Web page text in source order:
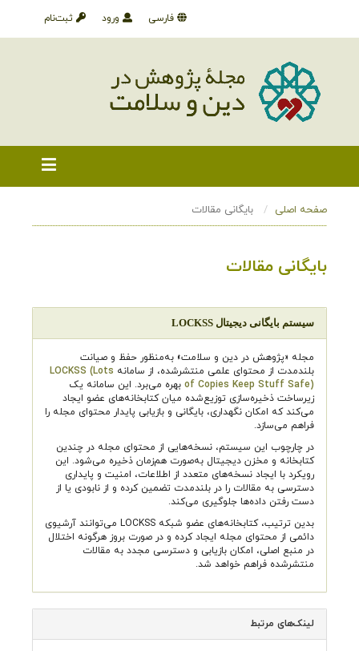
ثبت‌نام ورود فارسی
صفحه اصلی بایگانی مقالات
بایگانی مقالات
سیستم بایگانی دیجیتال LOCKSS
مجله «پژوهش در دین و سلامت» به‌منظور حفظ و صیانت
بلندمدت از محتوای علمی منتشرشده، از سامانه LOCKSS (Lots
of Copies Keep Stuff Safe) بهره می‌برد. این سامانه یک
زیرساخت ذخیره‌سازی توزیع‌شده میان کتابخانه‌های عضو ایجاد
می‌کند که امکان نگهداری، بایگانی و بازیابی پایدار محتوای مجله را
فراهم می‌سازد.
در چارچوب این سیستم، نسخه‌هایی از محتوای مجله در چندین
کتابخانه و مخزن دیجیتال به‌صورت هم‌زمان ذخیره می‌شود. این
رویکرد با ایجاد نسخه‌های متعدد از اطلاعات، امنیت و پایداری
دسترسی به مقالات را در بلندمدت تضمین کرده و از نابودی یا از
دست رفتن داده‌ها جلوگیری می‌کند.
بدین ترتیب، کتابخانه‌های عضو شبکه LOCKSS می‌توانند آرشیوی
دائمی از محتوای مجله ایجاد کرده و در صورت بروز هرگونه اختلال
در منبع اصلی، امکان بازیابی و دسترسی مجدد به مقالات
منتشرشده فراهم خواهد شد.
لینک‌های مرتبط